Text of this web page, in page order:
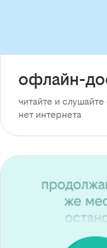
офлайн-
читайте и
нет интернета